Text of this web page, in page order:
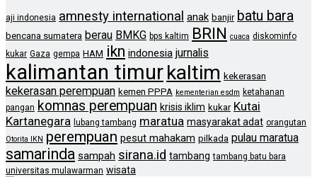
aji indonesia amnesty international anak banjir batu bara
bencana sumatera berau BMKG bps kaltim BRIN cuaca diskominfo
kukar Gaza gempa HAM ikn indonesia jurnalis
kalimantan timurkaltim kekerasan
kekerasan perempuan kemen PPPA kementerian esdm ketahanan
pangan komnas perempuan krisis iklim kukar Kutai
Kartanegara lubang tambang maratua masyarakat adat orangutan
Otorita IKN perempuan pesut mahakam pilkada pulau maratua
samarinda sampah sirana.id tambang tambang batu bara
universitas mulawarman wisata